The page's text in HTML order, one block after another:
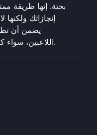
بحتة. إنها طريقة
إنجازاتك
يضمن أن
اللاعبين، سواء كانوا يملكون شكلاً واحدًا أو مائة.